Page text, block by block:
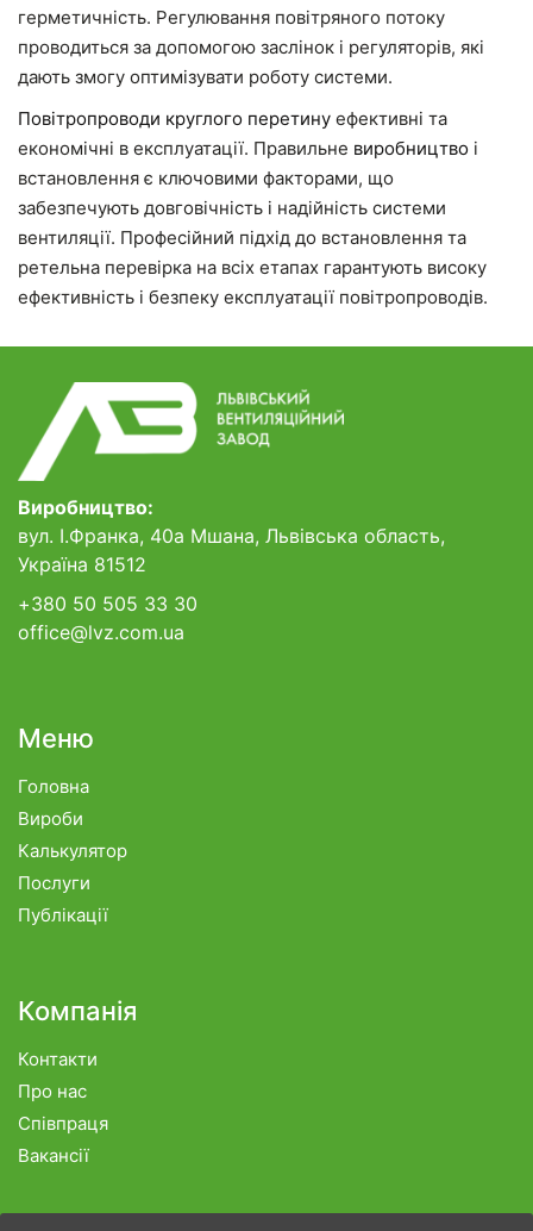
герметичність. Регулювання повітряного потоку
проводиться за допомогою заслінок і регуляторів, які
дають змогу оптимізувати роботу системи.
Повітропроводи круглого перетину ефективні та
економічні в експлуатації. Правильне виробництво і
встановлення є ключовими факторами, що
забезпечують довговічність і надійність системи
вентиляції. Професійний підхід до встановлення та
ретельна перевірка на всіх етапах гарантують високу
ефективність і безпеку експлуатації повітропроводів.
Виробництво:
вул. І.Франка, 40а Мшана, Львівська область,
Україна 81512
+380 50 505 33 30
office@lvz.com.ua
Меню
Головна
Вироби
Калькулятор
Послуги
Публікації
Компанія
Контакти
Про нас
Співпраця
Вакансії